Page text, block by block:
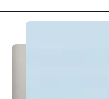
eficiente,
una experiencia sin